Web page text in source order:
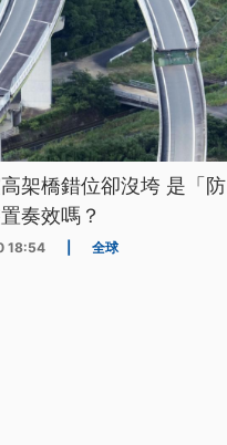
架橋錯位卻沒垮 是「防
奏效嗎？
18:54 全球